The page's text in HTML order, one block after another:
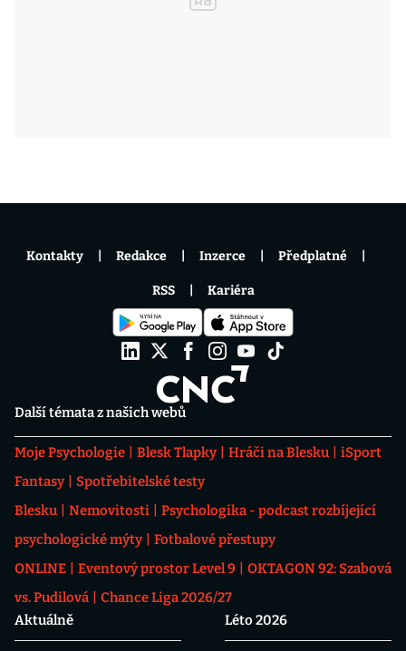
Další témata z našich webů
Moje Psychologie Blesk Tlapky Hráči na Blesku
iSport
Fantasy
Spotřebitelské testy
Blesku
Nemovitosti
Psychologika - podcast rozbíjející
psychologické mýty
Fotbalové přestupy
ONLINE
Eventový prostor Level 9
OKTAGON 92: Szabová
vs. Pudilová
Chance Liga 2026/27
Aktuálně
Léto 2026
Kontakty Redakce Inzerce Předplatné
RSS Kariéra